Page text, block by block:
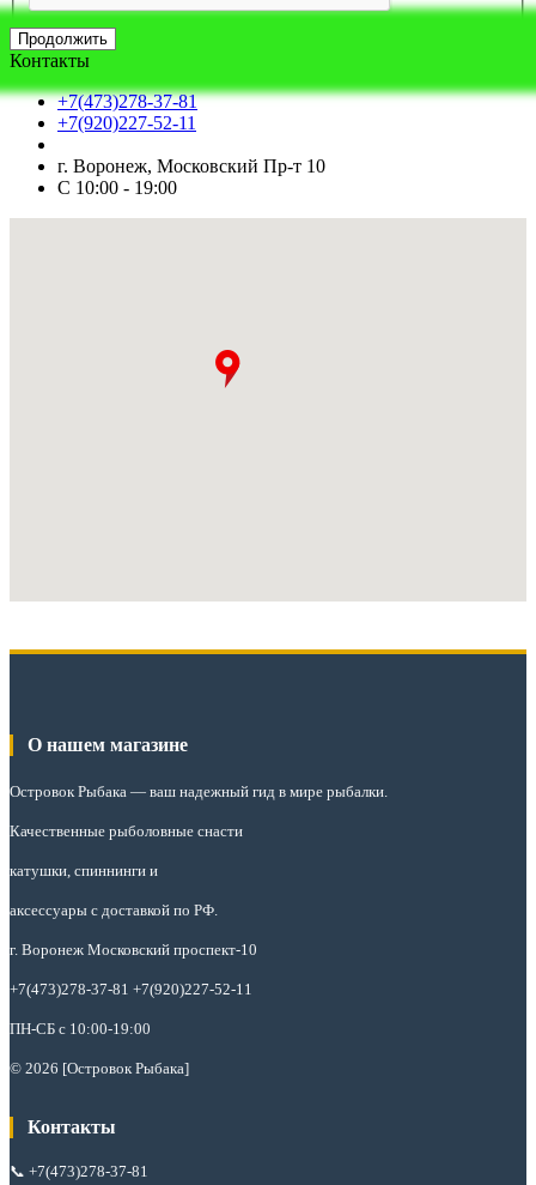
Продолжить
Контакты
+7(473)278-37-81
+7(920)227-52-11
г. Воронеж, Московский Пр-т 10
С 10:00 - 19:00
О нашем магазине
Островок Рыбака — ваш надежный гид в мире рыбалки.
Качественные рыболовные снасти
катушки, спиннинги и
аксессуары с доставкой по РФ.
г. Воронеж Московский проспект-10
+7(473)278-37-81 +7(920)227-52-11
ПН-СБ с 10:00-19:00
© 2026 [Островок Рыбака]
Контакты
📞 +7(473)278-37-81